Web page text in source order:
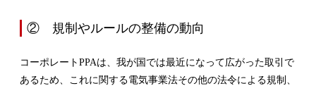
② 規制やルールの整備の動向
コーポレートPPAは、我が国では最近になって広がった取引で
あるため、これに関する電気事業法その他の法令による規制、